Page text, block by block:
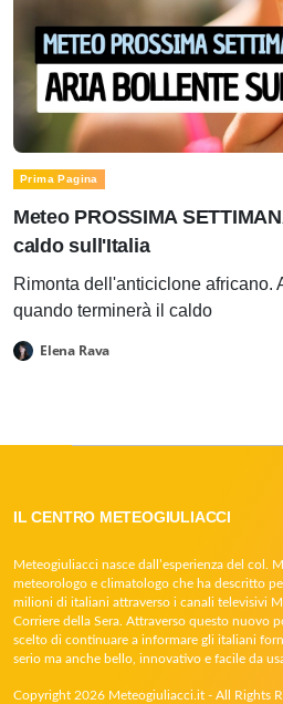
Prima Pagina
Meteo PROSSIMA
caldo sull'Italia
Rimonta dell'anticiclone africano.
quando terminerà il caldo
Elena Rava
IL CENTRO METEOGIULIACCI
Meteogiuliacci nasce dall’esperienza del col.
meteorologo e climatologo che ha descritto
milioni di italiani attraverso i canali televisivi
Corriere della Sera. Attraverso questo nuovo
scelto di continuare a informare gli italiani
serio ma anche bello, innovativo e facile da
Copyright 2026 Meteogiuliacci.it - All Rights